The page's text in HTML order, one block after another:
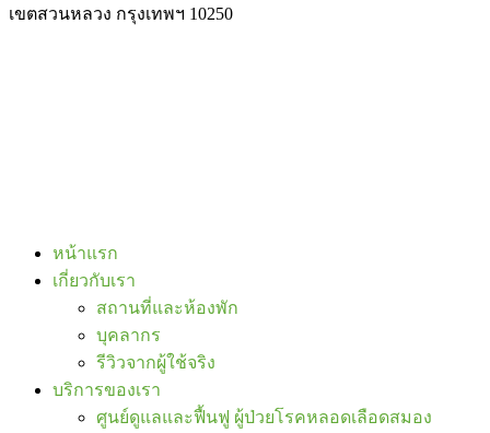
เขตสวนหลวง กรุงเทพฯ 10250
หน้าแรก
เกี่ยวกับเรา
สถานที่และห้องพัก
บุคลากร
รีวิวจากผู้ใช้จริง
บริการของเรา
ศูนย์ดูแลและฟื้นฟู ผู้ป่วยโรคหลอดเลือดสมอง